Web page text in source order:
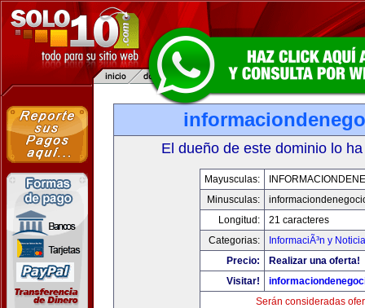
El dueño de este dominio lo
Mayusculas:
Minusculas:
Longitud:
21 caracteres
Categorias:
InformaciÃ³n y
Precio:
Realizar una oferta!
Visitar!
Serán consideradas